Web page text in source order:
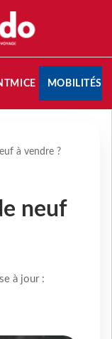
MICE MOBILITÉS
à vendre ?
neuf
à jour :